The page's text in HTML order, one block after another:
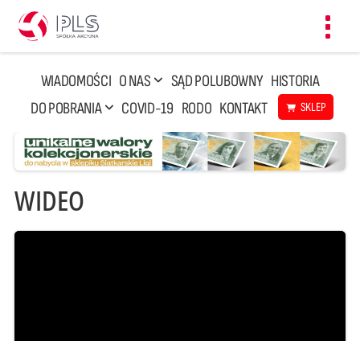
WIADOMOŚCI O NAS SĄD POLUBOWNY HISTORIA
DO POBRANIA
COVID-19 RODO KONTAKT SKLEP
WIDEO